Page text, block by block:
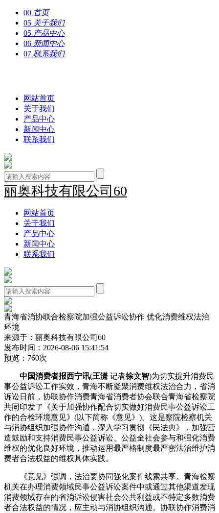
00 首页
05 关于我们
05 产品中心
06 新闻中心
07 联系我们
网站首页
关于我们
产品中心
新闻中心
联系我们
丽奥科技有限公司60
网站首页
关于我们
产品中心
新闻中心
联系我们
青海省消协联合检察院加强公益诉讼协作 优化消费维权法治
环境
来源于：丽奥科技有限公司60
发布时间：2026-08-06 15:41:54
预览：760次
中国消费者报西宁讯(王潇 记者徐文智)为切实提升消费民
事公益诉讼工作实效，青海不断凝聚消费维权法治合力，省消
诉讼日前，协联协作消费青海省消费者协会联合青海省检察院
共同印发了《关于加强协作配合切实做好消费民事公益诉讼工
作的合检环境意见》(以下简称《意见》)。这是察院检察机关
与消协组织加强协作沟通，深入学习贯彻《民法典》，加强营
造鼓励和支持消费民事公益诉讼、公益全社会参与和强化消费
维权的优化良好环境，推动运用最严格制度最严密法治维护消
费者合法权益的维权具体实践。
《意见》强调，法治要协同强化案件线索共享。青海检察
机关在办理消费领域民事公益诉讼案件中或通过其他渠道发现
消费领域存在的省消诉讼侵害社会公共利益或不特定多数消费
者合法权益的情况，应主动与消协组织沟通。协联协作消费消